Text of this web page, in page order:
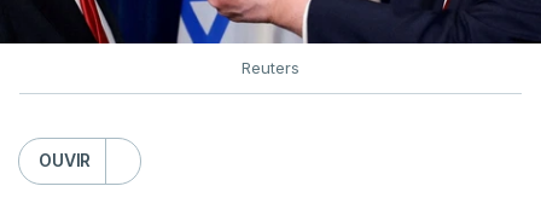
Reuters
OUVIR